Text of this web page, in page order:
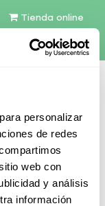
personalizar
de redes
web con
y análisis
información
Tienda online
Español